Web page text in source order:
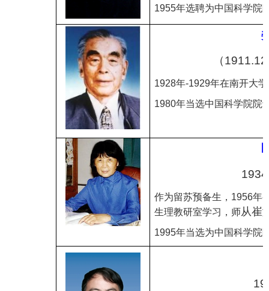
1955年选聘为中国科学院
（
1928年-1929年在南开大
1980年当选中国科学院院
1934
作为留苏预备生， 1956年-
生理教研室学习，师从崔
1995年当选为中国科学院